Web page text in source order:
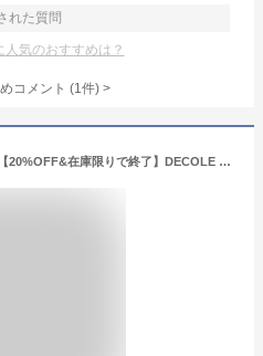
れた質問
気のおすすめは？
コメント (1件) >
【10％OFFクーポン対象】【20%OFF&在庫限りで終了】DECOLE デコレ 母の日 日本製 ブーケハンカチ ブーケ型 コットン100% 綿100% 吸水性 速乾性 ドビー織 洗うプチギフト プレゼント 贈り物 ご挨拶 お返し 送別会 退職 猫柄 かわいい おしゃれ ギフト ハンカチ 花束 花束風